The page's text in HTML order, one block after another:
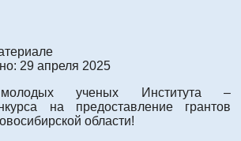
29 апреля 2025
молодых ученых Института –
на предоставление грантов
области!